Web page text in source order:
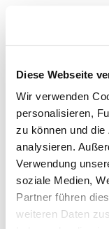
Diese Webseite
Wir verwenden
personalisieren,
zu können und
analysieren.
Verwendung
soziale Medien,
Partner führen
weiteren Daten